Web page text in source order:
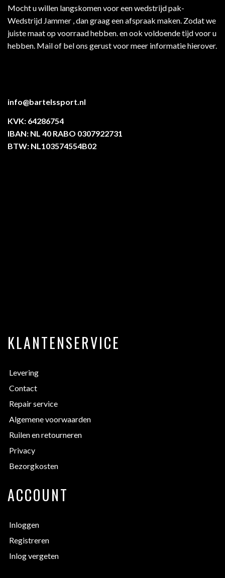
Mocht u willen langskomen voor een wedstrijd pak-
Wedstrijd Jammer , dan graag een afspraak maken. Zodat we
juiste maat op voorraad hebben. en ook voldoende tijd voor u
hebben. Mail of bel ons gerust voor meer informatie hierover.
info@bartelssport.nl
KVK: 64286754
IBAN: NL 40 RABO 0307922731
BTW: NL103574554B02
KLANTENSERVICE
Levering
Contact
Repair service
Algemene voorwaarden
Ruilen en retourneren
Privacy
Bezorgkosten
ACCOUNT
Inloggen
Registreren
Inlog vergeten